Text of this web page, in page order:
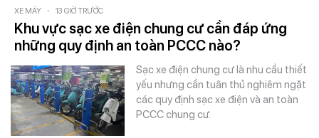
XE MÁY - 13 GIỜ TRƯỚC
Khu vực sạc xe điện chung cư cần đáp ứng
những quy định an toàn PCCC nào?
Sạc xe điện chung cư là nhu cầu thiết
yếu nhưng cần tuân thủ nghiêm ngặt
các quy định sạc xe điện và an toàn
PCCC chung cư.